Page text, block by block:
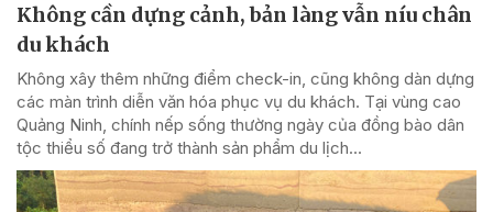
Không cần dựng cảnh, bản làng vẫn níu chân
du khách
Không xây thêm những điểm check-in, cũng không dàn dựng
các màn trình diễn văn hóa phục vụ du khách. Tại vùng cao
Quảng Ninh, chính nếp sống thường ngày của đồng bào dân
tộc thiểu số đang trở thành sản phẩm du lịch...